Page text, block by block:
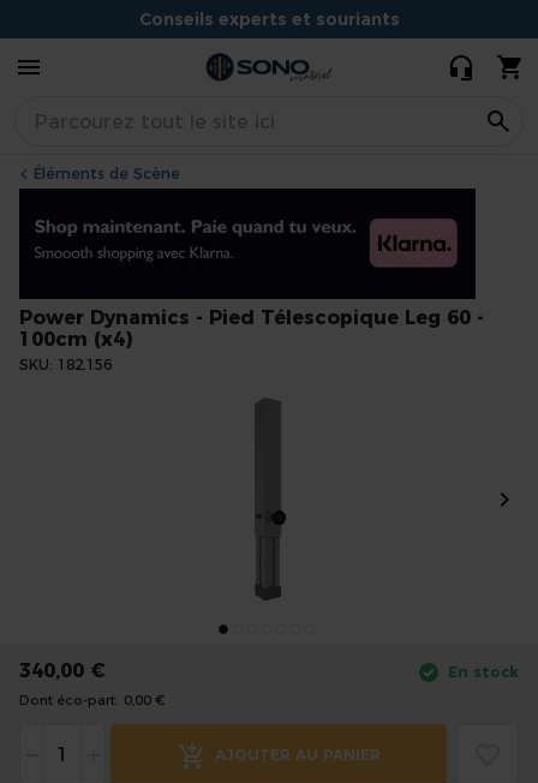
Conseils experts et souriants
Situé à Dijon
Éléments de Scène
(x4)
Power Dynamics - Pied Télescopique Leg 60 -
100cm (x4)
SKU 182.156
340,00 €
Dont éco-part: 0,00 €
AJOUTER AU PANIER
En stock
the
beginning